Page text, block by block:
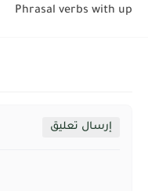
Phrasal verbs with up
إرسال تعليق